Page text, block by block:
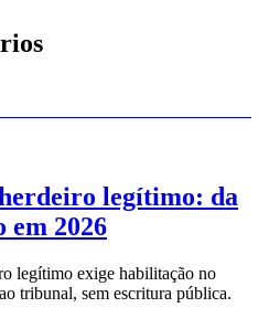
legítimo: da
em 2026
legítimo exige habilitação no
tribunal, sem escritura pública.